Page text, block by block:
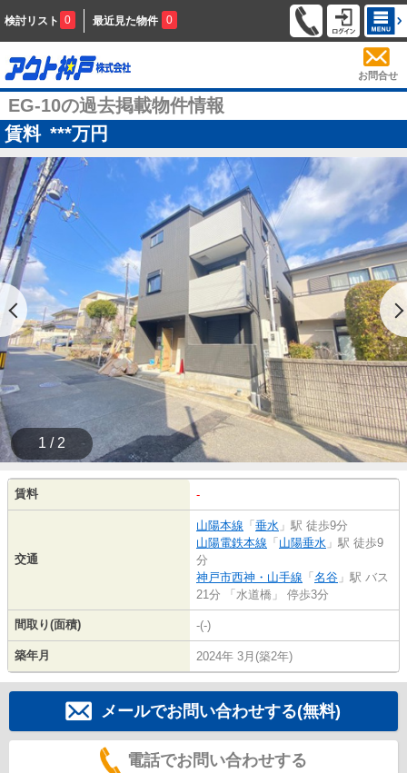
検討リスト 0 最近見た物件 0
お問合せ
EG-10の過去掲載物件情報
賃料 ***万円
1 / 2
賃料 -
交通
山陽本線 「 垂水 」駅 徒歩9分
山陽電鉄本線 「 山陽垂水 」駅 徒歩9
分
神戸市西神・山手線 「 名谷 」駅 バス
21分 「水道橋」 停歩3分
間取り(面積) -(-)
築年月 2024年 3月(築2年)
メールでお問い合わせする(無料)
電話でお問い合わせする